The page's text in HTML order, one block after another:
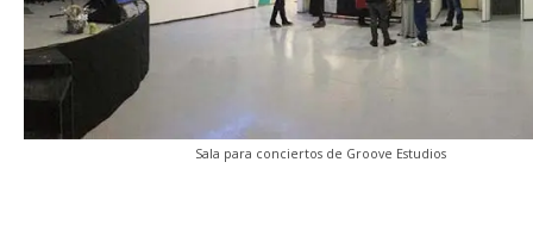
Sala para conciertos de Groove Estudios